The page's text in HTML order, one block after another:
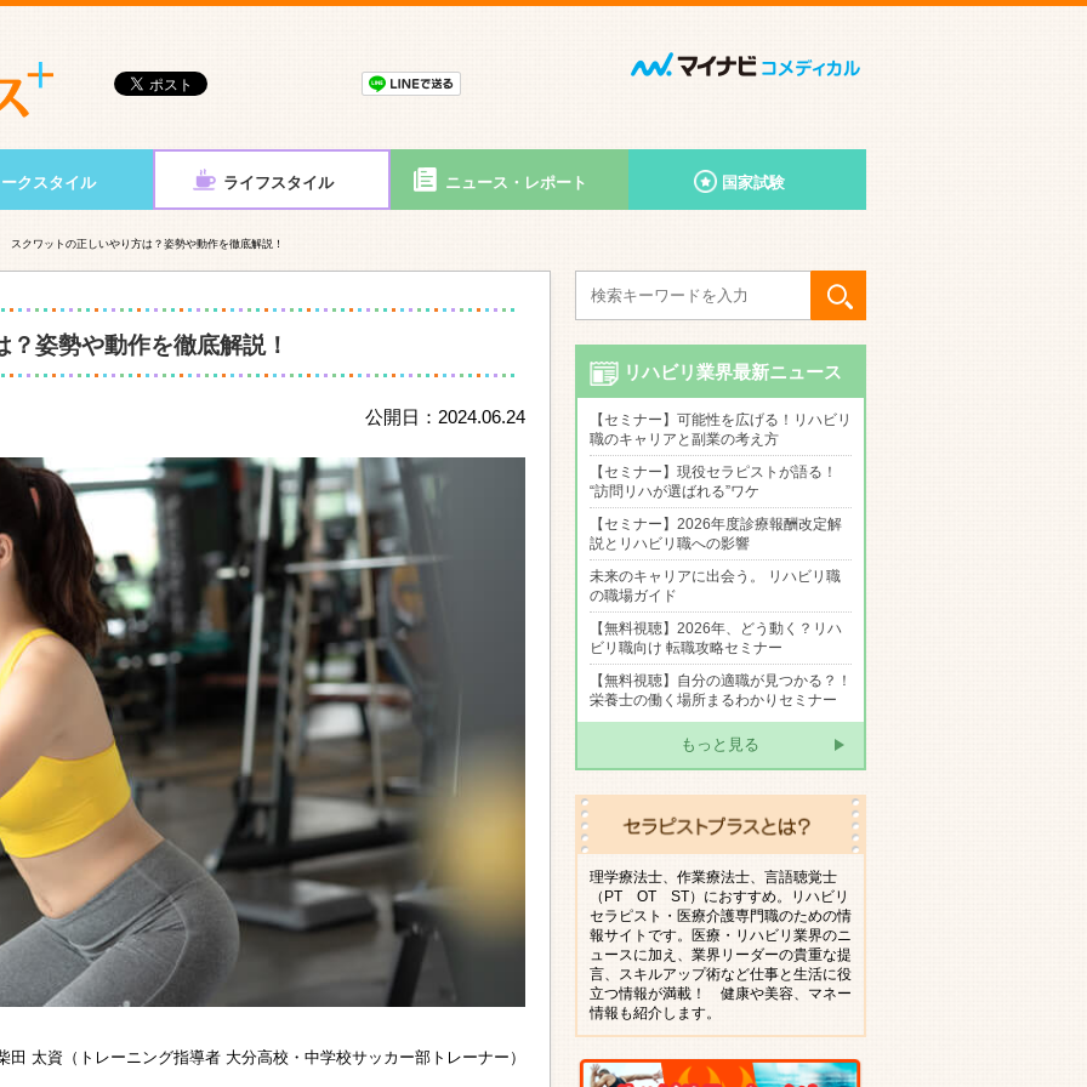
クスタイル ライフスタイル ニュース・レポート 国家試験
スクワットの正しいやり方は？姿勢や動作を徹底解説！
姿勢や動作を徹底解説！
公開日：2024.06.24
田 太資（トレーニング指導者 大分高校・中学校サッカー部トレーナー）
リハビリ業界最新ニュース
【セミナー】可能性を広げる！リハビリ
職のキャリアと副業の考え方
【セミナー】現役セラピストが語る！
“訪問リハが選ばれる”ワケ
【セミナー】2026年度診療報酬改定解
説とリハビリ職への影響
未来のキャリアに出会う。 リハビリ職
の職場ガイド
【無料視聴】2026年、どう動く？リハ
ビリ職向け 転職攻略セミナー
【無料視聴】自分の適職が見つかる？！
栄養士の働く場所まるわかりセミナー
もっと見る
理学療法士、作業療法士、言語聴覚士
（PT OT ST）におすすめ。リハビリ
セラピスト・医療介護専門職のための情
報サイトです。医療・リハビリ業界のニ
ュースに加え、業界リーダーの貴重な提
言、スキルアップ術など仕事と生活に役
立つ情報が満載！ 健康や美容、マネー
情報も紹介します。